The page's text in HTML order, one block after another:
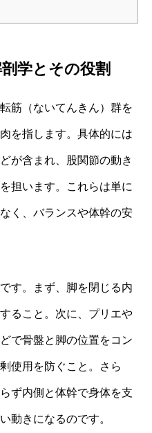
学とその役割
筋（ないてんきん）群を
を指します。具体的には
が含まれ、股関節の動き
担います。これらは単に
く、バランスや体幹の安
す。まず、脚を閉じる内
ること。次に、プリエや
で骨盤と脚の位置をコン
使用を防ぐこと。さら
ず内側と体幹で身体を支
動きになるのです。